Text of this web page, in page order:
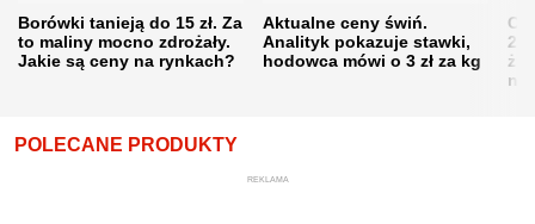
Borówki tanieją do 15 zł. Za
to maliny mocno zdrożały.
Jakie są ceny na rynkach?
Aktualne ceny świń.
Analityk pokazuje stawki,
hodowca mówi o 3 zł za kg
POLECANE PRODUKTY
REKLAMA